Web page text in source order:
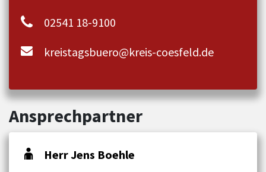
02541 18-9100
kreistagsbuero@kreis-coesfeld.de
Ansprechpartner
Herr Jens Boehle